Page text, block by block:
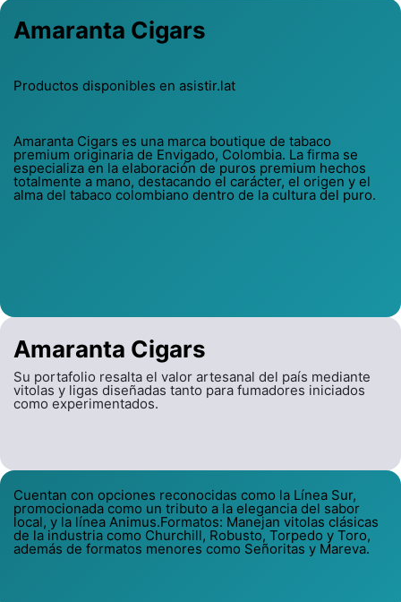
Amaranta Cigars
Su portafolio resalta el valor artesanal del país mediante
vitolas y ligas diseñadas tanto para fumadores iniciados
como experimentados.
Amaranta Cigars
Productos disponibles en asistir.lat
Amaranta Cigars es una marca boutique de tabaco
premium originaria de Envigado, Colombia. La firma se
especializa en la elaboración de puros premium hechos
totalmente a mano, destacando el carácter, el origen y el
alma del tabaco colombiano dentro de la cultura del puro.
Cuentan con opciones reconocidas como la Línea Sur,
promocionada como un tributo a la elegancia del sabor
local, y la línea Animus.Formatos: Manejan vitolas clásicas
de la industria como Churchill, Robusto, Torpedo y Toro,
además de formatos menores como Señoritas y Mareva.